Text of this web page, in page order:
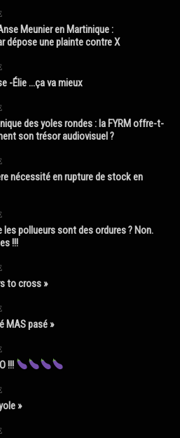
Meunier en Martinique :
dépose une plainte contre X
-Élie …ça va mieux
des yoles rondes : la FYRM offre-t-
son trésor audiovisuel ?
nécessité en rupture de stock en
les pollueurs sont des ordures ? Non.
!!!
to cross »
MAS pasé »
!!!
»